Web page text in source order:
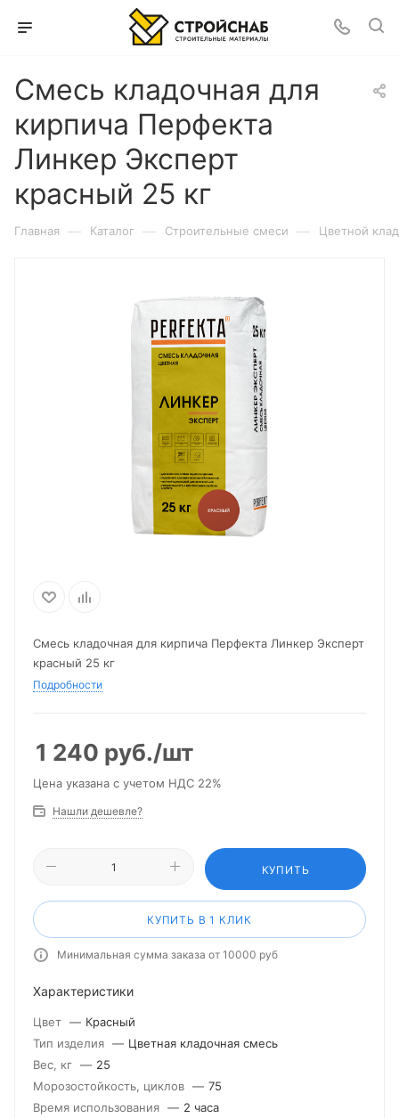
Смесь кладочная для
кирпича Перфекта
Линкер Эксперт
красный 25 кг
Главная — Каталог — Строительные смеси — Цветной
Смесь кладочная для кирпича Перфекта Линкер Эксперт
красный 25 кг
Подробности
1 240 руб./шт
Цена указана с учетом НДС 22%
Нашли дешевле?
КУПИТЬ
КУПИТЬ В 1 КЛИК
Минимальная сумма заказа от 10000 руб
Характеристики
Цвет — Красный
Тип изделия — Цветная кладочная смесь
Вес, кг — 25
Морозостойкость, циклов — 75
Время использования — 2 часа